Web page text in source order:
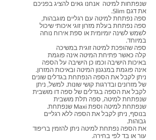
שנפתחות למיטה אנחנו גאים להציג בפניכם
את דגם Slim.
ספה נפתחת למיטה עם רגליים מוגבהות,
ספה נפתחת בעלת מזרון זוגי איכותי שיכול
לשמש לשינה יומיומית או ספת אירוח נוחה
במיוחד.
ספה שהופכת למיטה זוגית במשיכה
קלה כאשר פתיחת המיטה אינה פוגמת
באיכות הישיבה וכמו כן הישיבה על הספה
אינה פוגמת במנגנון המיטה ובאיכות המזרון.
ניתן לקבל את הספה הנפתחת בגדלים שונים
של מזרונים ובדרגות קושי שונות. למשל, ניתן
לקבל את הספה בגדלים של ספה דו מושבית
שנפתחת למיטה, ספה תלת מושבית
שנפתחת למיטה וספת Maxi שנפתחת.
בנוסף, ניתן לקבל את הספה ללא רגליים
גבוהות.
את הספה נפתחת למיטה ניתן להזמין בריפוד
עור או בד לפי בחירה.